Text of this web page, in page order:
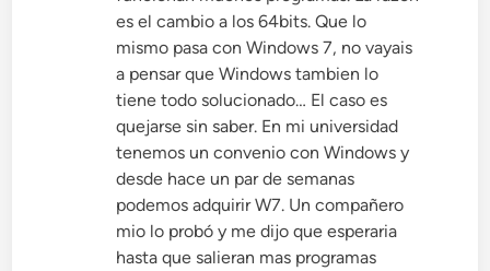
es el cambio a los 64bits. Que lo
mismo pasa con Windows 7, no vayais
a pensar que Windows tambien lo
tiene todo solucionado… El caso es
quejarse sin saber. En mi universidad
tenemos un convenio con Windows y
desde hace un par de semanas
podemos adquirir W7. Un compañero
mio lo probó y me dijo que esperaria
hasta que salieran mas programas